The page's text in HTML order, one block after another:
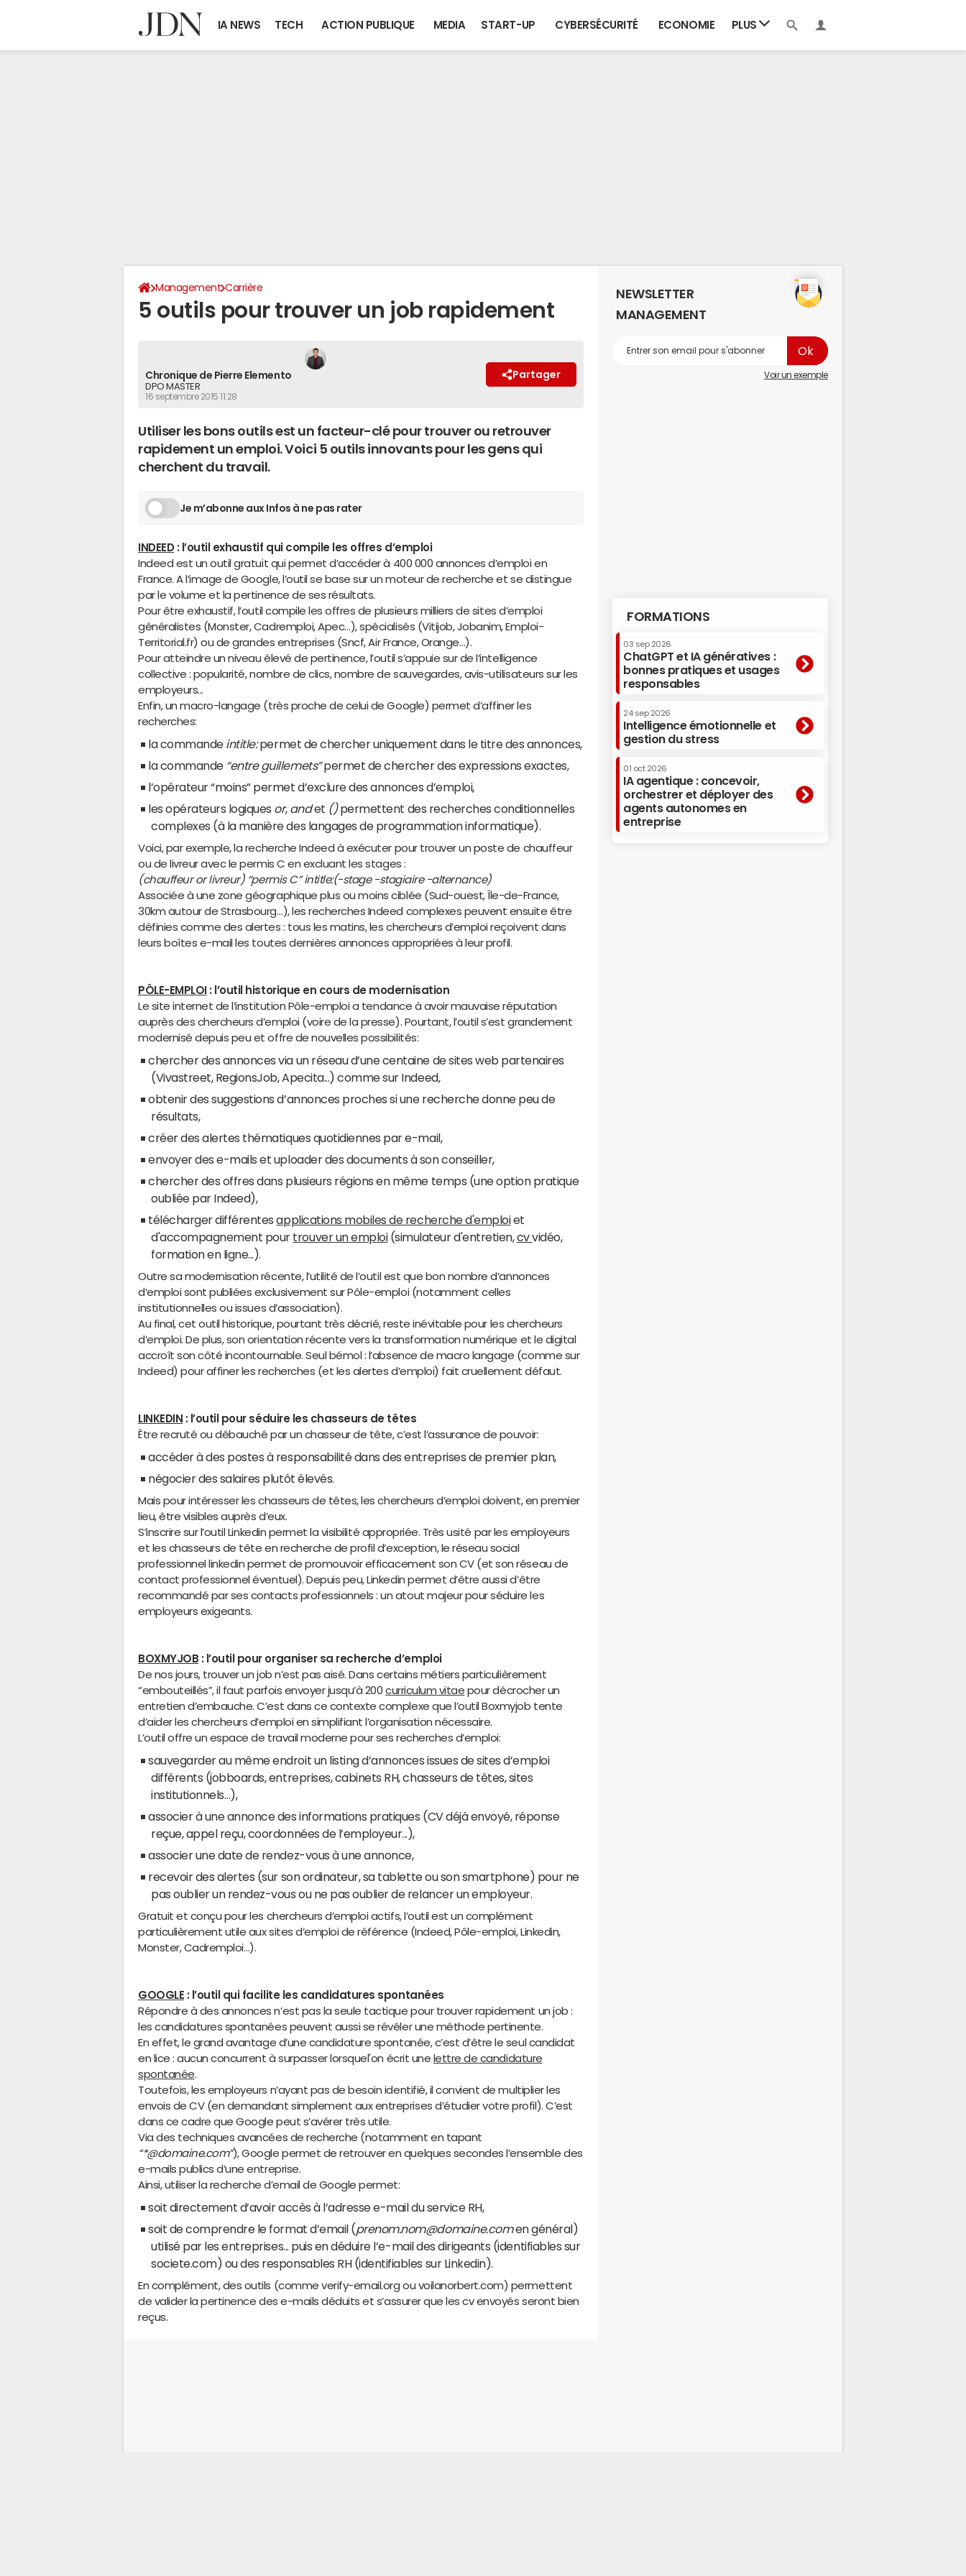
IA NEWS TECH ACTION PUBLIQUE MEDIA START-UP CYBERSÉCURITÉ ECONOMIE PLUS
Management Carrière
5 outils pour trouver un job rapidement
Chronique de Pierre Elemento
DPO MASTER
16 septembre 2015 11:28
Partager
Utiliser les bons outils est un facteur-clé pour trouver ou retrouver
rapidement un emploi. Voici 5 outils innovants pour les gens qui
cherchent du travail.
Je m’abonne aux Infos à ne pas rater
INDEED : l’outil exhaustif qui compile les offres d’emploi
Indeed est un outil gratuit qui permet d’accéder à 400 000 annonces d’emploi en
France. A l’image de Google, l’outil se base sur un moteur de recherche et se distingue
par le volume et la pertinence de ses résultats.
Pour être exhaustif, l’outil compile les offres de plusieurs milliers de sites d’emploi
généralistes (Monster, Cadremploi, Apec…), spécialisés (Vitijob, Jobanim, Emploi-
Territorial.fr) ou de grandes entreprises (Sncf, Air France, Orange…).
Pour atteindre un niveau élevé de pertinence, l’outil s’appuie sur de l’intelligence
collective : popularité, nombre de clics, nombre de sauvegardes, avis-utilisateurs sur les
employeurs...
Enfin, un macro-langage (très proche de celui de Google) permet d’affiner les
recherches:
la commande intitle:permet de chercher uniquement dans le titre des annonces,
la commande “entre guillemets”permet de chercher des expressions exactes,
l’opérateur “moins” permet d’exclure des annonces d’emploi,
les opérateurs logiques or, andet ()permettent des recherches conditionnelles
complexes (à la manière des langages de programmation informatique).
Voici, par exemple, la recherche Indeed à exécuter pour trouver un poste de chauffeur
ou de livreur avec le permis C en excluant les stages :
(chauffeur or livreur) “permis C” intitle:(-stage -stagiaire -alternance)
Associée à une zone géographique plus ou moins ciblée (Sud-ouest, Île-de-France,
30km autour de Strasbourg…), les recherches Indeed complexes peuvent ensuite être
définies comme des alertes : tous les matins, les chercheurs d’emploi reçoivent dans
leurs boîtes e-mail les toutes dernières annonces appropriées à leur profil.
PÔLE-EMPLOI : l’outil historique en cours de modernisation
Le site internet de l’institution Pôle-emploi a tendance à avoir mauvaise réputation
auprès des chercheurs d’emploi (voire de la presse). Pourtant, l’outil s’est grandement
modernisé depuis peu et offre de nouvelles possibilités:
chercher des annonces via un réseau d’une centaine de sites web partenaires
(Vivastreet, RegionsJob, Apecita...) comme sur Indeed,
obtenir des suggestions d’annonces proches si une recherche donne peu de
résultats,
créer des alertes thématiques quotidiennes par e-mail,
envoyer des e-mails et uploader des documents à son conseiller,
chercher des offres dans plusieurs régions en même temps (une option pratique
oubliée par Indeed),
télécharger différentesapplications mobiles de recherche d'emploiet
d'accompagnement pour trouver un emploi(simulateur d'entretien,cvvidéo,
formation en ligne...).
Outre sa modernisation récente, l’utilité de l’outil est que bon nombre d’annonces
d’emploi sont publiées exclusivement sur Pôle-emploi (notamment celles
institutionnelles ou issues d’association).
Au final, cet outil historique, pourtant très décrié, reste inévitable pour les chercheurs
d’emploi. De plus, son orientation récente vers la transformation numérique et le digital
accroît son côté incontournable. Seul bémol : l’absence de macro langage (comme sur
Indeed) pour affiner les recherches (et les alertes d’emploi) fait cruellement défaut.
LINKEDIN : l’outil pour séduire les chasseurs de têtes
Être recruté ou débauché par un chasseur de tête, c’est l’assurance de pouvoir:
accéder à des postes à responsabilité dans des entreprises de premier plan,
négocier des salaires plutôt élevés.
Mais pour intéresser les chasseurs de têtes, les chercheurs d’emploi doivent, en premier
lieu, être visibles auprès d’eux.
S’inscrire sur l’outil Linkedin permet la visibilité appropriée. Très usité par les employeurs
et les chasseurs de tête en recherche de profil d’exception, le réseau social
professionnel linkedin permet de promouvoir efficacement son CV (et son réseau de
contact professionnel éventuel). Depuis peu, Linkedin permet d’être aussi d’être
recommandé par ses contacts professionnels : un atout majeur pour séduire les
employeurs exigeants.
BOXMYJOB : l’outil pour organiser sa recherche d’emploi
De nos jours, trouver un job n’est pas aisé. Dans certains métiers particulièrement
“embouteillés”, il faut parfois envoyer jusqu’à 200curriculum vitae pour décrocher un
entretien d’embauche. C’est dans ce contexte complexe que l’outil Boxmyjob tente
d’aider les chercheurs d’emploi en simplifiant l’organisation nécessaire.
L’outil offre un espace de travail moderne pour ses recherches d’emploi:
sauvegarder au même endroit un listing d’annonces issues de sites d’emploi
différents (jobboards, entreprises, cabinets RH, chasseurs de têtes, sites
institutionnels…),
associer à une annonce des informations pratiques (CV déjà envoyé, réponse
reçue, appel reçu, coordonnées de l’employeur...),
associer une date de rendez-vous à une annonce,
recevoir des alertes (sur son ordinateur, sa tablette ou son smartphone) pour ne
pas oublier un rendez-vous ou ne pas oublier de relancer un employeur.
Gratuit et conçu pour les chercheurs d’emploi actifs, l’outil est un complément
particulièrement utile aux sites d’emploi de référence (Indeed, Pôle-emploi, Linkedin,
Monster, Cadremploi…).
GOOGLE : l’outil qui facilite les candidatures spontanées
Répondre à des annonces n’est pas la seule tactique pour trouver rapidement un job :
les candidatures spontanées peuvent aussi se révéler une méthode pertinente.
En effet, le grand avantage d’une candidature spontanée, c’est d’être le seul candidat
en lice : aucun concurrent à surpasser lorsquel'on écrit une lettre de candidature
spontanée.
Toutefois, les employeurs n’ayant pas de besoin identifié, il convient de multiplier les
envois de CV (en demandant simplement aux entreprises d’étudier votre profil). C’est
dans ce cadre que Google peut s’avérer très utile.
Via des techniques avancées de recherche (notamment en tapant
“*@domaine.com”), Google permet de retrouver en quelques secondes l’ensemble des
e-mails publics d’une entreprise.
Ainsi, utiliser la recherche d’email de Google permet:
soit directement d’avoir accès à l’adresse e-mail du service RH,
soit de comprendre le format d’email (prenom.nom@domaine.comen général)
utilisé par les entreprises... puis en déduire l’e-mail des dirigeants (identifiables sur
societe.com) ou des responsables RH (identifiables sur Linkedin).
En complément, des outils (comme verify-email.org ou voilanorbert.com) permettent
de valider la pertinence des e-mails déduits et s’assurer que les cv envoyés seront bien
reçus.
NEWSLETTER
MANAGEMENT
Voir un exemple
FORMATIONS
03 sep 2026
ChatGPT et IA génératives :
bonnes pratiques et usages
responsables
24 sep 2026
Intelligence émotionnelle et
gestion du stress
01 oct 2026
IA agentique : concevoir,
orchestrer et déployer des
agents autonomes en
entreprise